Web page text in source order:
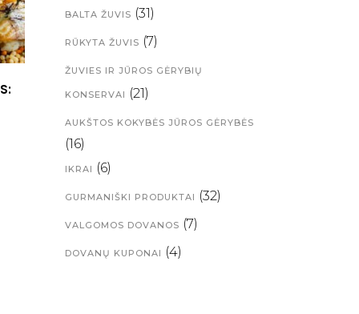
BALTA ŽUVIS (31)
RŪKYTA ŽUVIS (7)
ŽUVIES IR JŪROS GĖRYBIŲ
KONSERVAI (21)
AUKŠTOS KOKYBĖS JŪROS GĖRYBĖS
(16)
IKRAI (6)
GURMANIŠKI PRODUKTAI (32)
VALGOMOS DOVANOS (7)
DOVANŲ KUPONAI (4)